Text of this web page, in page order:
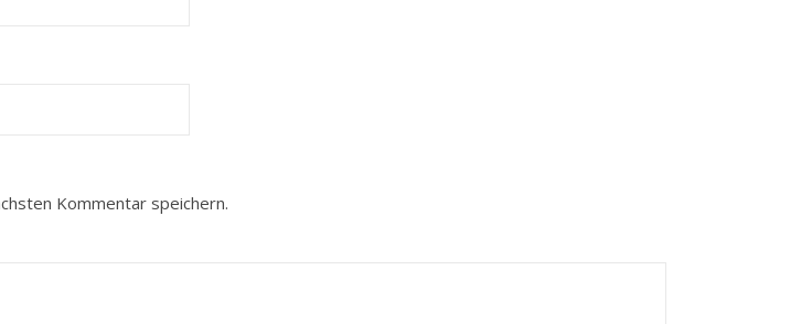
Kommentar speichern.